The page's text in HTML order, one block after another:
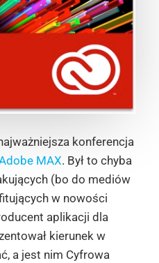
konferencja
MAX. Był to chyba
(bo do mediów
w nowości
aplikacji dla
kierunek w
a jest nim Cyfrowa